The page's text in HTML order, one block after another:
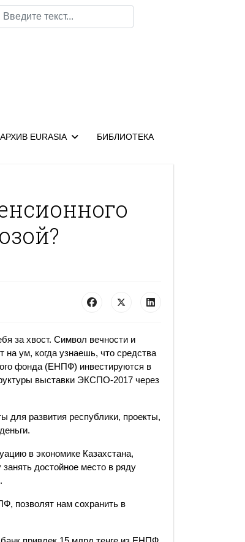
АРХИВ EURASIA БИБЛИОТЕКА
за хвост. Символ вечности и
на ум, когда узнаешь, что средства
фонда (ЕНПФ) инвестируются в
выставки ЭКСПО-2017 через
для развития республики, проекты,
в экономике Казахстана,
достойное место в ряду
позволят нам сохранить в